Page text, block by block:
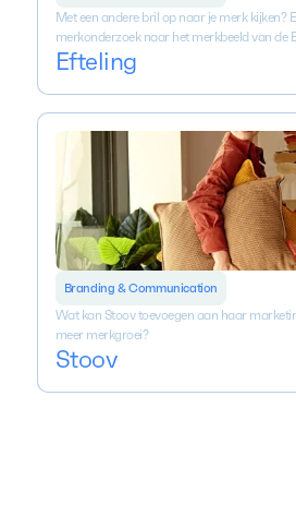
Met een andere bril op naar je merk kijken?
merkonderzoek naar het merkbeeld van de
Efteling
Branding & Communication
Wat kan Stoov toevoegen aan haar
meer merkgroei?
Stoov